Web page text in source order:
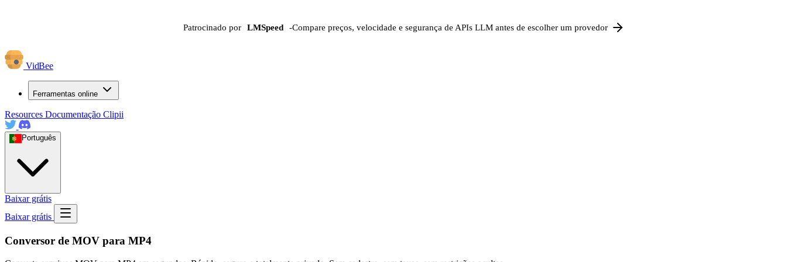
Patrocinado por LMSpeed -Compare preços, velocidade e segurança de APIs LLM antes de escolher um provedor
VidBee
Ferramentas online
Resources Documentação Clipii
Português
Baixar grátis
Baixar grátis
Conversor de MOV para MP4